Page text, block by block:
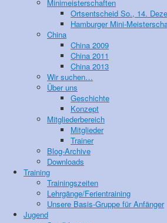
Minimeisterschaften
Ortsentscheid So., 14.
Hamburger Mini-
China
China 2009
China 2011
China 2013
Wir suchen…
Über uns
Geschichte
Konzept
Mitgliederbereich
Mitglieder
Trainer
Blog-Archive
Downloads
Training
Trainingszeiten
Lehrgänge/Ferientraining
Unsere Basis-Gruppe für Anfänger
Jugend